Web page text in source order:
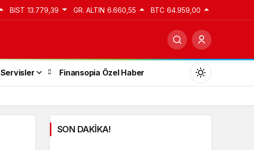
BIST 13.779,39 GR. ALTIN 6.660,55 BTC 64.959,00
Servisler Finansopia Özel Haber
SON DAKİKA!